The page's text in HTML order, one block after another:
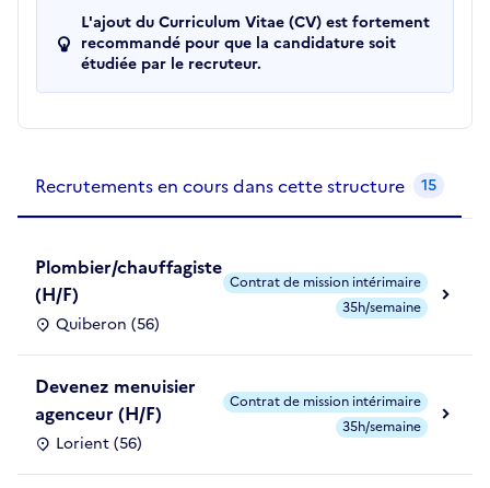
L'ajout du Curriculum Vitae (CV) est fortement
recommandé pour que la candidature soit
étudiée par le recruteur.
Recrutements en cours dans cette structure 15
Plombier/chauffagiste
(H/F)
Quiberon (56)
Contrat de mission intérimaire
35h/semaine
Devenez menuisier
agenceur (H/F)
Lorient (56)
Contrat de mission intérimaire
35h/semaine